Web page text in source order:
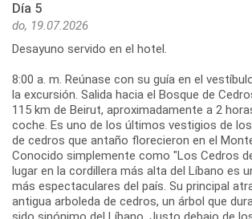
Día 5
do, 19.07.2026
Desayuno servido en el hotel.
8:00 a. m. Reúnase con su guía en el
la excursión. Salida hacia el Bosque de
115 km de Beirut, aproximadamente a 2
coche. Es uno de los últimos vestigios de
de cedros que antaño florecieron en el
Conocido simplemente como "Los Cedros
lugar en la cordillera más alta del Líbano es
más espectaculares del país. Su principal
antigua arboleda de cedros, un árbol que